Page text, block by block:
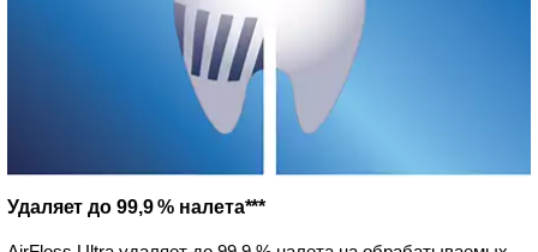
Удаляет до 99,9 % налета***